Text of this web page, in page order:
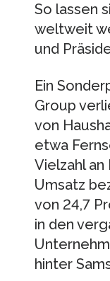
So lassen
weltweit
und
Ein
Group
von
etwa
Vielzahl
Umsatz
von 24,7
in den
hinter